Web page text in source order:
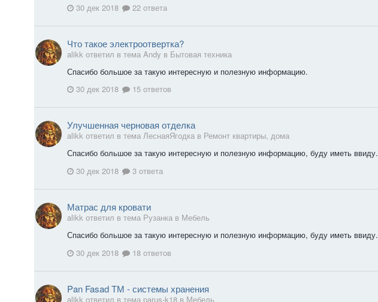
30 дек 2018
22 ответа
Что такое электроотвертка?
alikk ответил в тема Andy в Бытовая техника
Спасибо большое за такую интересную и полезную информацию.
30 дек 2018
15 ответов
Улучшенная черновая отделка
alikk ответил в тема ЛеснаяЯгодка в Ремонт квартиры, дома
Спасибо большое за такую интересную и полезную информацию, буду иметь ввиду.
30 дек 2018
3 ответа
Матрас для кровати
alikk ответил в тема Рузанка в Мебель
Спасибо большое за такую интересную и полезную информацию, буду иметь ввиду.
30 дек 2018
18 ответов
Pan Fasad ТМ - системы хранения
alikk ответил в тема parus-k18 в Мебель